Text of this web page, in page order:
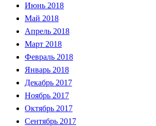
Июнь 2018
Май 2018
Апрель 2018
Март 2018
Февраль 2018
Январь 2018
Декабрь 2017
Ноябрь 2017
Октябрь 2017
Сентябрь 2017